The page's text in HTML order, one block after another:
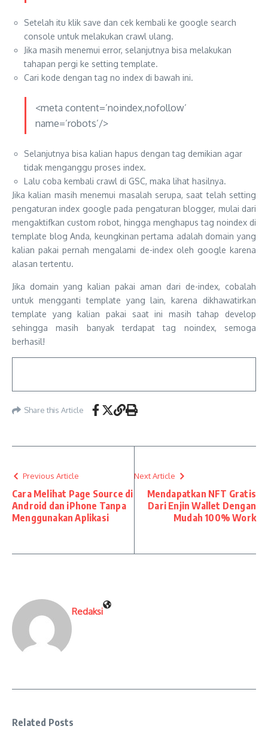
Setelah itu klik save dan cek kembali ke google search
console untuk melakukan crawl ulang.
Jika masih menemui error, selanjutnya bisa melakukan
tahapan pergi ke setting template.
Cari kode dengan tag no index di bawah ini.
<meta content=’noindex,nofollow’
name=’robots’/>
Selanjutnya bisa kalian hapus dengan tag demikian agar
tidak menganggu proses index.
Lalu coba kembali crawl di GSC, maka lihat hasilnya.
Jika kalian masih menemui masalah serupa, saat telah setting
pengaturan index google pada pengaturan blogger, mulai dari
mengaktifkan custom robot, hingga menghapus tag noindex di
template blog Anda, keungkinan pertama adalah domain yang
kalian pakai pernah mengalami de-index oleh google karena
alasan tertentu.
Jika domain yang kalian pakai aman dari de-index, cobalah
untuk mengganti template yang lain, karena dikhawatirkan
template yang kalian pakai saat ini masih tahap develop
sehingga masih banyak terdapat tag noindex, semoga
berhasil!
Share this Article
Previous Article
Cara Melihat Page Source di
Android dan iPhone Tanpa
Menggunakan Aplikasi
Next Article
Mendapatkan NFT Gratis
Dari Enjin Wallet Dengan
Mudah 100% Work
Redaksi
Related Posts